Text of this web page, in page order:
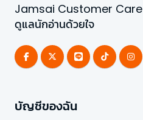
Jamsai Customer Care
ดูแลนักอ่านด้วยใจ
บัญชีของฉัน